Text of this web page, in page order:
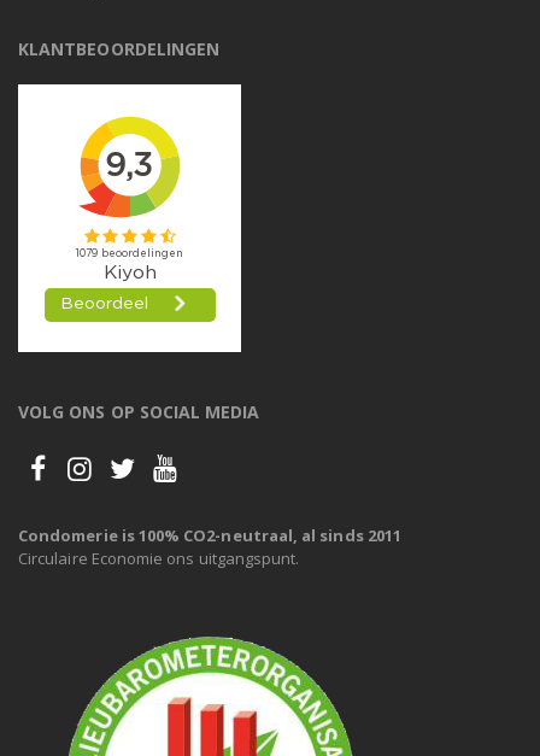
KLANTBEOORDELINGEN
VOLG ONS OP SOCIAL MEDIA
Condomerie is 100% CO2-neutraal, al sinds 2011
Circulaire Economie ons uitgangspunt.